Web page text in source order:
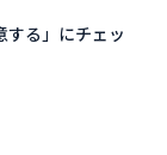
する」にチェッ